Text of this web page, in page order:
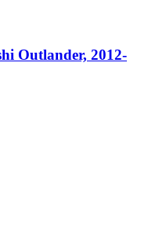
Outlander, 2012-